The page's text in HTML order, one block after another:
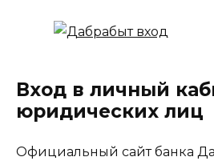
Вход в личный
юридических лиц
Официальный сайт банка